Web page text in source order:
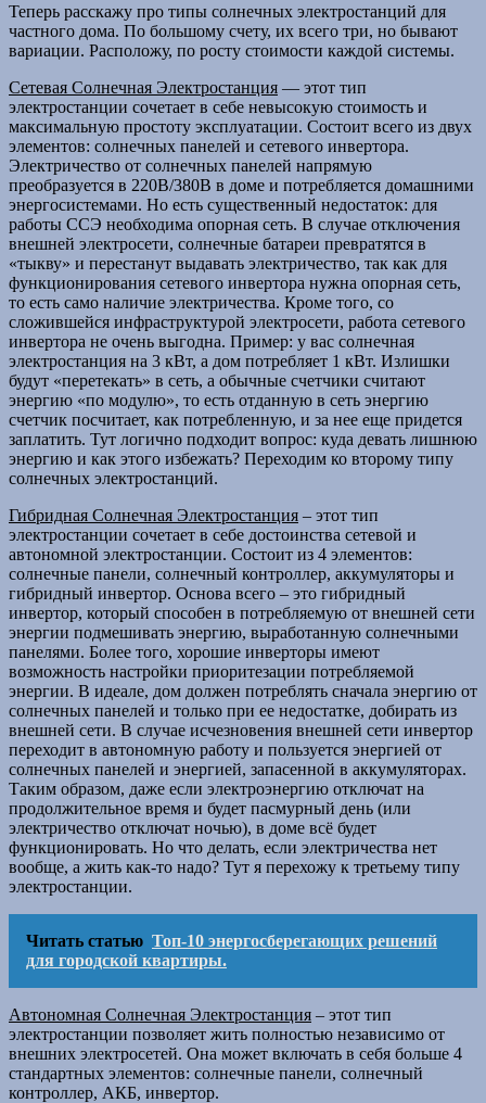
Теперь расскажу про типы солнечных электростанций для
частного дома. По большому счету, их всего три, но бывают
вариации. Расположу, по росту стоимости каждой системы.
Сетевая Солнечная Электростанция — этот тип
электростанции сочетает в себе невысокую стоимость и
максимальную простоту эксплуатации. Состоит всего из двух
элементов: солнечных панелей и сетевого инвертора.
Электричество от солнечных панелей напрямую
преобразуется в 220В/380В в доме и потребляется домашними
энергосистемами. Но есть существенный недостаток: для
работы ССЭ необходима опорная сеть. В случае отключения
внешней электросети, солнечные батареи превратятся в
«тыкву» и перестанут выдавать электричество, так как для
функционирования сетевого инвертора нужна опорная сеть,
то есть само наличие электричества. Кроме того, со
сложившейся инфраструктурой электросети, работа сетевого
инвертора не очень выгодна. Пример: у вас солнечная
электростанция на 3 кВт, а дом потребляет 1 кВт. Излишки
будут «перетекать» в сеть, а обычные счетчики считают
энергию «по модулю», то есть отданную в сеть энергию
счетчик посчитает, как потребленную, и за нее еще придется
заплатить. Тут логично подходит вопрос: куда девать лишнюю
энергию и как этого избежать? Переходим ко второму типу
солнечных электростанций.
Гибридная Солнечная Электростанция – этот тип
электростанции сочетает в себе достоинства сетевой и
автономной электростанции. Состоит из 4 элементов:
солнечные панели, солнечный контроллер, аккумуляторы и
гибридный инвертор. Основа всего – это гибридный
инвертор, который способен в потребляемую от внешней сети
энергии подмешивать энергию, выработанную солнечными
панелями. Более того, хорошие инверторы имеют
возможность настройки приоритезации потребляемой
энергии. В идеале, дом должен потреблять сначала энергию от
солнечных панелей и только при ее недостатке, добирать из
внешней сети. В случае исчезновения внешней сети инвертор
переходит в автономную работу и пользуется энергией от
солнечных панелей и энергией, запасенной в аккумуляторах.
Таким образом, даже если электроэнергию отключат на
продолжительное время и будет пасмурный день (или
электричество отключат ночью), в доме всё будет
функционировать. Но что делать, если электричества нет
вообще, а жить как-то надо? Тут я перехожу к третьему типу
электростанции.
Читать статью Топ-10 энергосберегающих решений
для городской квартиры.
Автономная Солнечная Электростанция – этот тип
электростанции позволяет жить полностью независимо от
внешних электросетей. Она может включать в себя больше 4
стандартных элементов: солнечные панели, солнечный
контроллер, АКБ, инвертор.